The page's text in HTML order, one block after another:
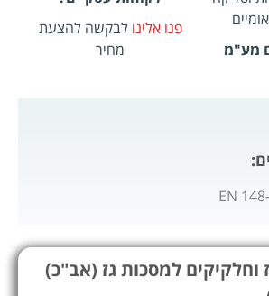
מע"מ
פנו אלינו לבקשה להצעת
מחיר
EN
וחלקיקים למסכות גז (אב"כ)